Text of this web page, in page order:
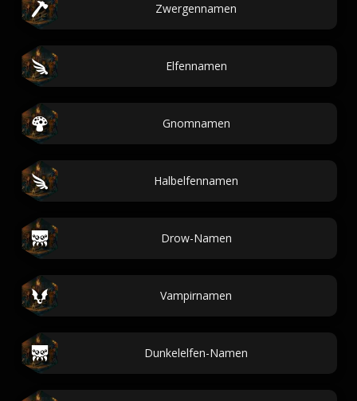
Zwergennamen
Elfennamen
Gnomnamen
Halbelfennamen
Drow-Namen
Vampirnamen
Dunkelelfen-Namen